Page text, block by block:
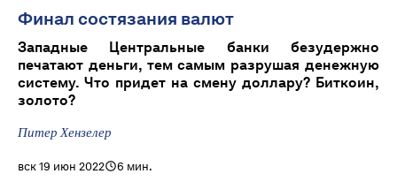
Финал состязания валют
Западные Центральные банки безудержно
печатают деньги, тем самым разрушая денежную
систему. Что придет на смену доллару? Биткоин,
золото?
Питер Хензелер
вск 19 июн 2022 6 мин.